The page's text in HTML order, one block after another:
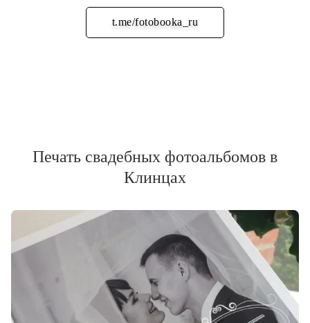
t.me/fotobooka_ru
Подписаться
Печать свадебных фотоальбомов в
Клинцах